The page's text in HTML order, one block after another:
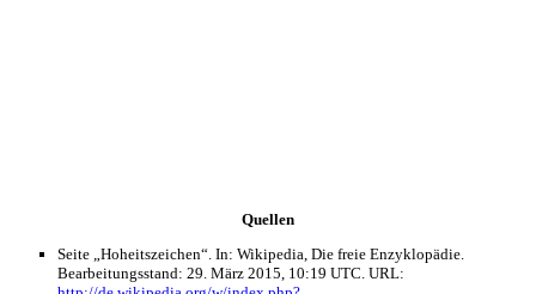
Quellen
Seite „Hoheitszeichen“. In: Wikipedia, Die freie Enzyklopädie.
Bearbeitungsstand: 29. März 2015, 10:19 UTC. URL: